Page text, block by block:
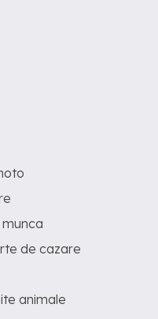
de cazare
animale